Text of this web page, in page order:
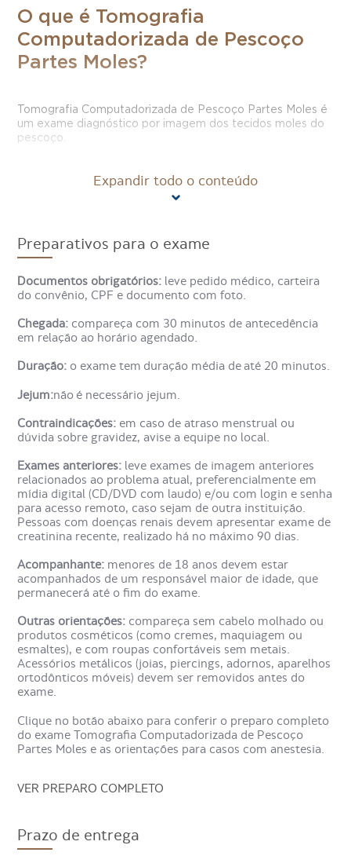
O que é Tomografia
Computadorizada de Pescoço
Partes Moles?
Tomografia Computadorizada de Pescoço Partes Moles é
um exame diagnóstico por imagem dos tecidos moles do
pescoço.
utilizada no Raio-X, sendo, portanto não recomendado
endovenoso para evidenciar alterações em determinadas
regiões.
Como é feito o exame
Tomografia Computadorizada de
Pescoço Partes Moles?
O preparo para o exame de Tomografia Computadorizada
solicitante ou com o local onde será realizado o
procedimento.
No dia do exame, o radiologista conversa sobre todas as
etapas e possíveis efeitos colaterais do contraste.
Em seguida, o paciente deita-se na maca do aparelho, que
depois desliza até a posição para captação de imagens,
qualidade das imagens.
Se o radiologista estiver satisfeito com as imagens, o
Como é o preparo da
Tomografia Computadorizada de
Pescoço Partes Moles?
Expandir todo o conteúdo
Preparativos para o exame
Documentos obrigatórios: leve pedido médico, carteira
do convênio, CPF e documento com foto.
Chegada: compareça com 30 minutos de antecedência
em relação ao horário agendado.
Duração: o exame tem duração média de até 20 minutos.
Jejum:não é necessário jejum.
Contraindicações: em caso de atraso menstrual ou
dúvida sobre gravidez, avise a equipe no local.
Exames anteriores: leve exames de imagem anteriores
relacionados ao problema atual, preferencialmente em
mídia digital (CD/DVD com laudo) e/ou com login e senha
para acesso remoto, caso sejam de outra instituição.
Pessoas com doenças renais devem apresentar exame de
creatinina recente, realizado há no máximo 90 dias.
Acompanhante: menores de 18 anos devem estar
acompanhados de um responsável maior de idade, que
permanecerá até o fim do exame.
Outras orientações: compareça sem cabelo molhado ou
produtos cosméticos (como cremes, maquiagem ou
esmaltes), e com roupas confortáveis sem metais.
Acessórios metálicos (joias, piercings, adornos, aparelhos
ortodônticos móveis) devem ser removidos antes do
exame.
Clique no botão abaixo para conferir o preparo completo
do exameTomografia Computadorizada de Pescoço
Partes Moles e as orientações para casos com anestesia.
VER PREPARO COMPLETO
Prazo de entrega